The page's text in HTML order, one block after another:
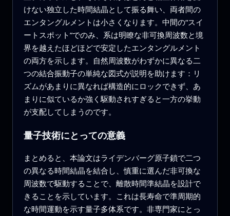
けない独立した時間結晶として振る舞い、両者間の
エンタングルメントは小さくなります。中間の“スイ
ートスポット”でのみ、系は明瞭な非可換周波数と境
界を越えたほどほどで安定したエンタングルメント
の両方を示します。自然周波数がわずかに異なる二
つの結合振動子の単純な図式が説明を助けます：リ
ズムがあまりに異なれば構造的にロックできず、あ
まりに似ているか強く駆動されすぎると一方の挙動
が支配してしまうのです。
量子技術にとっての意義
まとめると、本論文はライデンバーグ原子鎖で二つ
の異なる時間結晶を結合し、慎重に選んだ非可換な
周波数で駆動することで、離散時間準結晶を設計で
きることを示しています。これは長寿命で準周期的
な時間運動を示す量子多体系です。非専門家にとっ